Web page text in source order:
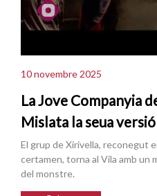
10 novembre 2025
La Jove Companyia
Mislata la seua
El grup de Xirivella, reconegut
certamen, torna al Vila amb un
del monstre.